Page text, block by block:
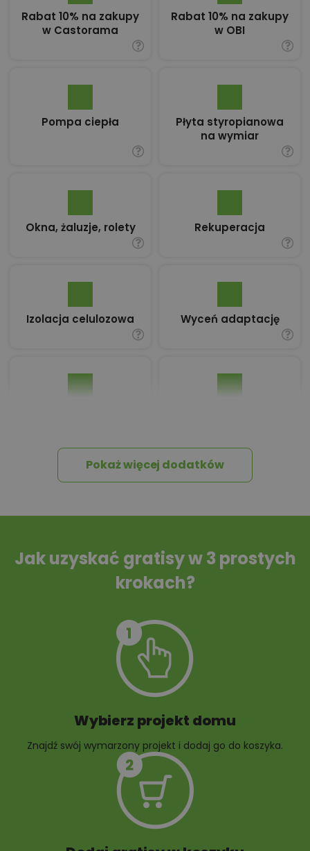
Rabat 10% na zakupy
w Castorama
Rabat 10% na zakupy
w OBI
Pompa ciepła
Płyta styropianowa
na wymiar
Okna, żaluzje, rolety Rekuperacja
Izolacja celulozowa Wyceń adaptację
Tablica informacyjna
Przydomowa
10 projektów małej
10 projektów rabat
Pokaż więcej dodatków
Jak uzyskać gratisy w 3 prostych
krokach?
Wybierz projekt domu
Znajdź swój wymarzony projekt i dodaj go do koszyka.